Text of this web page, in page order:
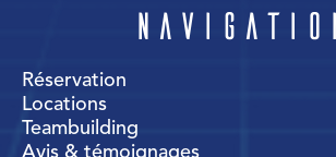
Réservation
Locations
Teambuilding
Avis & témoignages